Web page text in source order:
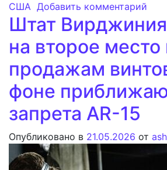
США Добавить комментарий
Штат
на второе место
продажам
фоне
запрета AR-15
Опубликовано в 21.05.2026 от